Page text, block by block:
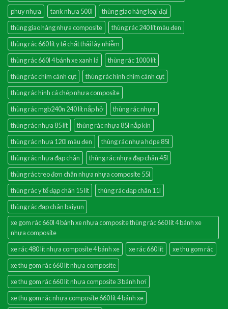
phuy nhựa
tank nhựa 500l
thùng giao hàng loại đại
thùng giao hàng nhựa composite
thùng rác 240 lít màu đen
thùng rác 660 lít y tế chất thải lây nhiễm
thùng rác 660l 4 bánh xe xanh lá
thùng rác 1000 lít
thùng rác chim cánh cụt
thùng rác hình chim cánh cụt
thùng rác hình cá chép nhựa composite
thùng rác mgb240n 240 lít nắp hở
thùng rác nhựa
thùng rác nhựa 85 lít
thùng rác nhựa 85l nắp kín
thùng rác nhựa 120l màu đen
thùng rác nhựa hdpe 85l
thùng rác nhựa đạp chân
thùng rác nhựa đạp chân 45l
thùng rác treo đơn chân nhựa nhựa composite 55l
thùng rác y tế đạp chân 15 lít
thùng rác đạp chân 11l
thùng rác đạp chân baiyun
xe gom rác 660l 4 bánh xe nhựa composite thùng rác 660 lít 4 bánh xe
nhựa composite
xe rác 480 lít nhựa composite 4 bánh xe
xe rác 660 lít
xe thu gom rác
xe thu gom rác 660 lít nhựa composite
xe thu gom rác 660 lít nhựa composite 3 bánh hơi
xe thu gom rác nhựa composite 660 lít 4 bánh xe